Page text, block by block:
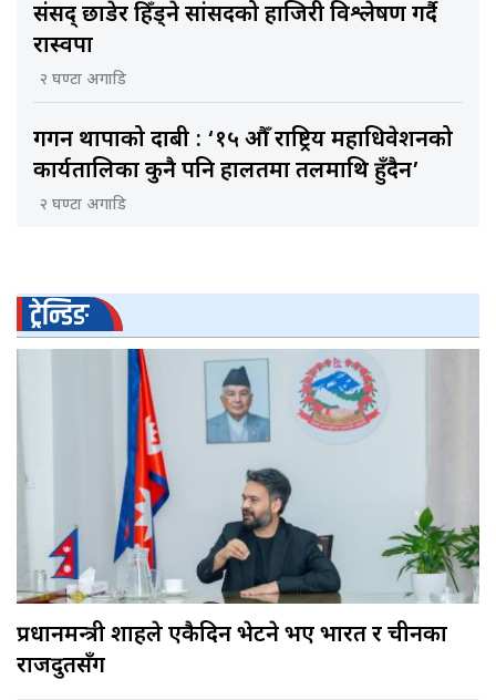
संसद् छाडेर हिँड्ने सांसदको हाजिरी विश्लेषण गर्दै
रास्वपा
२ घण्टा अगाडि
गगन थापाको दाबी : ‘१५ औँ राष्ट्रिय महाधिवेशनको
कार्यतालिका कुनै पनि हालतमा तलमाथि हुँदैन’
२ घण्टा अगाडि
ट्रेन्डिङ
प्रधानमन्त्री शाहले एकैदिन भेटने भए भारत र चीनका
राजदुतसँग